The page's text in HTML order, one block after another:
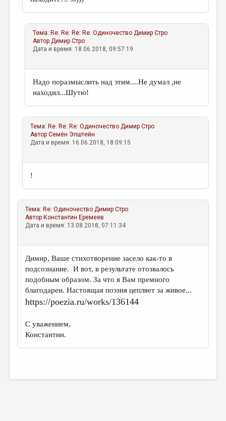
Тема: Re: Re: Re: Re: Одиночество Димир Стро
АвторДимир Стро
Дата и время: 18.06.2018, 09:57:19
Надо поразмыслить над этим....Не думал ,не
находил...Шутю!
Тема: Re: Re: Re: Одиночество Димир Стро
АвторСемён Эпштейн
Дата и время: 16.06.2018, 18:09:15
!
Тема: Re: Одиночество Димир Стро
Автор Константин Еремеев
Дата и время: 13.08.2018, 07:11:34
Димир, Ваше стихотворение засело как-то в
подсознание. И вот, в результате отозвалось
подобным образом. За что я Вам премного
благодарен. Настоящая поэзия цепляет за живое...
https://poezia.ru/works/136144
С уважением,
Константин.